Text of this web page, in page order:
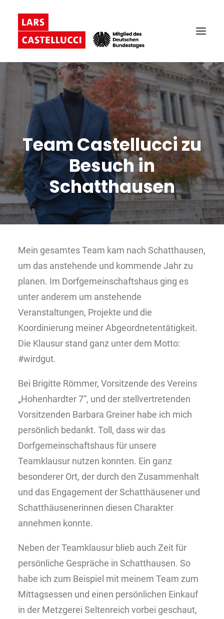
Team Castellucci zu
Besuch in
Schatthausen
Mein gesamtes Team kam nach Schatthausen,
um das anstehende und kommende Jahr zu
planen. Im Dorfgemeinschaftshaus ging es
unter anderem um anstehende
Veranstaltungen, Projekte und die
Koordinierung meiner Abgeordnetentätigkeit.
Die Klausur stand ganz unter dem Motto:
#wirdgut.
Bei Brigitte Römmer, Vorsitzende des Vereins
„Hohenhardter 7“, und der stellvertretenden
Vorsitzenden Barbara Greiner habe ich mich
persönlich bedankt. Toll, dass wir das
Dorfgemeinschaftshaus für unsere
Teamklausur nutzen konnten. Ein ganz
besonderer Ort, der durch den Zusammenhalt
und das Engagement der Schatthäusener und
Schatthäusenerinnen diesen Charakter
annehmen konnte.
Neben der Teamklausur blieb auch Zeit für
persönliche Gespräche in Schatthausen. So
habe ich zum Beispiel mit meinem Team zum
Mittagsessen und einen persönlichen Einkauf
in der Metzgerei Seltenreich vorbei geschaut,